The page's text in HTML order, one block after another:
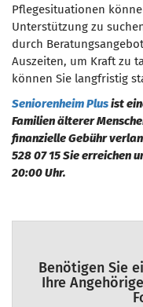
Pflegesituationen
Unterstützung zu
durch
Auszeiten, um Kraft zu
können Sie langfristig
Seniorenheim Plusist
Familien älterer
finanzielle Gebühr
528 07 15 Sie erreichen
20:00 Uhr.
Benötigen Sie
Ihre